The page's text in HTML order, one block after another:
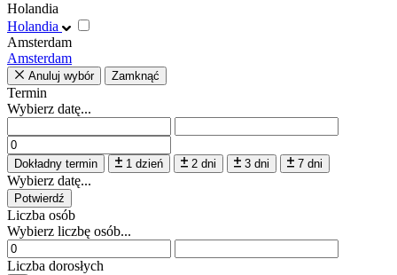
Holandia
Holandia
Amsterdam
Amsterdam
Anuluj wybór Zamknąć
Termin
Wybierz datę...
Dokładny termin 1 dzień 2 dni 3 dni 7 dni
Wybierz datę...
Potwierdź
Liczba osób
Wybierz liczbę osób...
Liczba dorosłych